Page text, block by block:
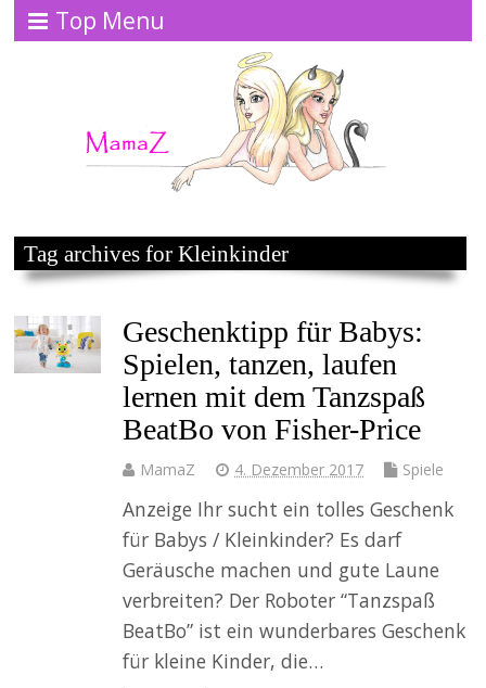
Top Menu
Tag archives for Kleinkinder
Geschenktipp für Babys:
Spielen, tanzen, laufen
lernen mit dem Tanzspaß
BeatBo von Fisher-Price
MamaZ 4. Dezember 2017 Spiele
Anzeige Ihr sucht ein tolles Geschenk
für Babys / Kleinkinder? Es darf
Geräusche machen und gute Laune
verbreiten? Der Roboter “Tanzspaß
BeatBo” ist ein wunderbares Geschenk
für kleine Kinder, die…